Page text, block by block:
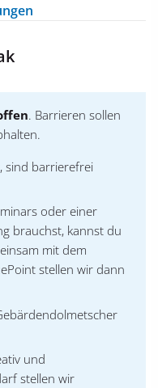
. Barrieren sollen
sind barrierefrei
oder einer
brauchst, kannst du
mit dem
stellen wir dann
und
stellen wir